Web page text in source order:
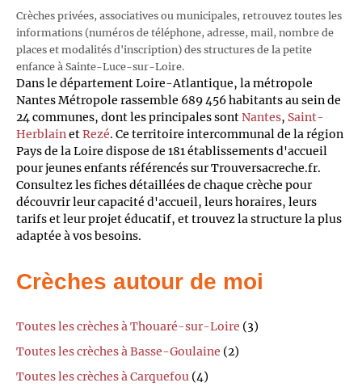
Crèches privées, associatives ou municipales, retrouvez toutes les
informations (numéros de téléphone, adresse, mail, nombre de
places et modalités d'inscription) des structures de la petite
enfance à Sainte-Luce-sur-Loire.
Dans le département Loire-Atlantique, la métropole
Nantes Métropole rassemble 689 456 habitants au sein de
24 communes, dont les principales sontNantes, Saint-
HerblainetRezé. Ce territoire intercommunal de la région
Pays de la Loire dispose de 181 établissements d'accueil
pour jeunes enfants référencés sur Trouversacreche.fr.
Consultez les fiches détaillées de chaque crèche pour
découvrir leur capacité d'accueil, leurs horaires, leurs
tarifs et leur projet éducatif, et trouvez la structure la plus
adaptée à vos besoins.
Crèches autour de moi
Toutes les crèches à Thouaré-sur-Loire (3)
Toutes les crèches à Basse-Goulaine (2)
Toutes les crèches à Carquefou (4)